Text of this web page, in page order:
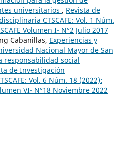
universitarios , Revista de
CTSCAFE: Vol. 1 Núm.
Volumen I- N°2 Julio 2017
Cabanillas, Experiencias y
Nacional Mayor de San
responsabilidad social
de Investigación
Vol. 6 Núm. 18 (2022):
VI- N°18 Noviembre 2022